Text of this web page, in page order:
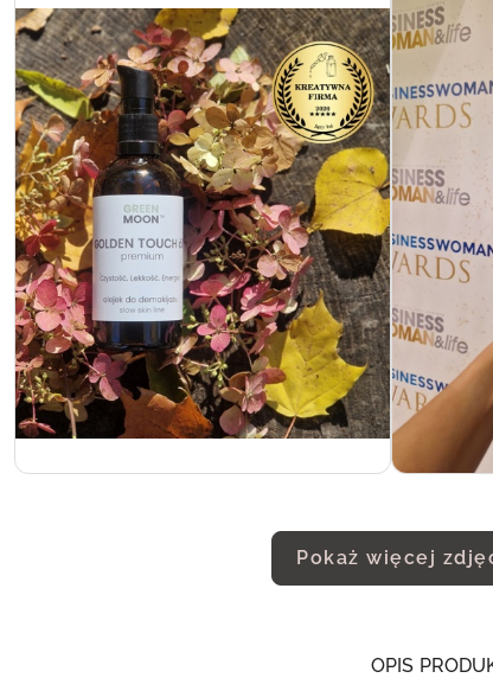
Pokaż więcej
OPIS